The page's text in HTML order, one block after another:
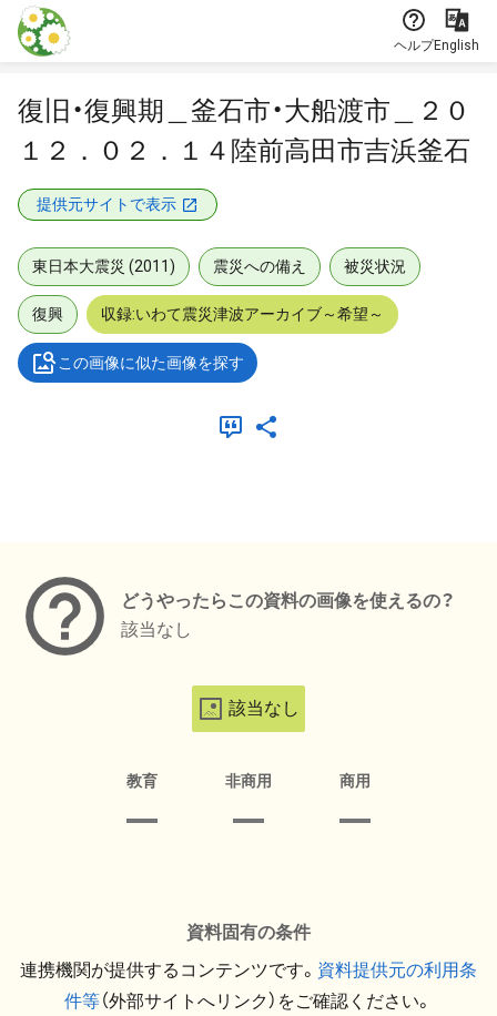
本文に飛ぶ
ヘルプEnglish
復旧・復興期＿釜石市・大船渡市＿２０
１２．０２．１４陸前高田市吉浜釜石
提供元サイトで表示
東日本大震災 (2011) 震災への備え 被災状況
復興 収録:いわて震災津波アーカイブ～希望～
この画像に似た画像を探す
どうやったらこの資料の画像を使えるの？
該当なし
該当なし
教育 非商用 商用
資料固有の条件
連携機関が提供するコンテンツです。 資料提供元の利用条
件等（外部サイトへリンク）をご確認ください。